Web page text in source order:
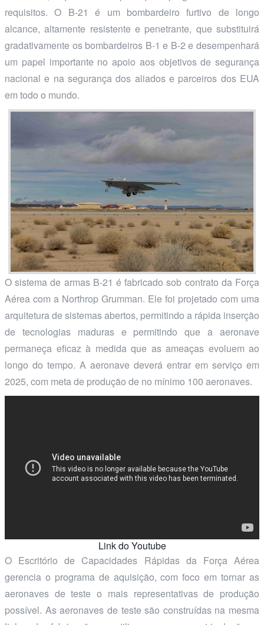
requisitos. O B-21 é um bombardeiro furtivo de longo
alcance, altamente resistente e penetrante, que substituirá
gradativamente os bombardeiros B-1 e B-2 e desempenhará
um papel importante no apoio aos objetivos de segurança
nacional e na segurança dos aliados e parceiros dos EUA
em todo o mundo.
O sistema de armas B-21 é fabricado sob contrato da Força
Aérea com a Northrop Grumman. Ele foi projetado com uma
arquitetura de sistemas abertos, permitindo a rápida inserção
de tecnologias maduras e permitindo que a aeronave
permaneça eficaz à medida que as ameaças evoluem ao
longo do tempo. A aeronave deverá entrar em serviço em
2025, com meta de produção de no mínimo 100 aeronaves.
Link do Youtube
O Escritório de Capacidades Rápidas da Força Aérea
gerencia o programa de aquisição, com foco em tornar as
aeronaves de teste o mais representativas de produção
possível. As aeronaves de teste são construídas na mesma